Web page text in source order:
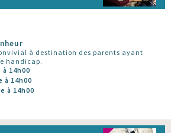
à destination des parents ayant
handicap.
14h00
14h00
à 14h00